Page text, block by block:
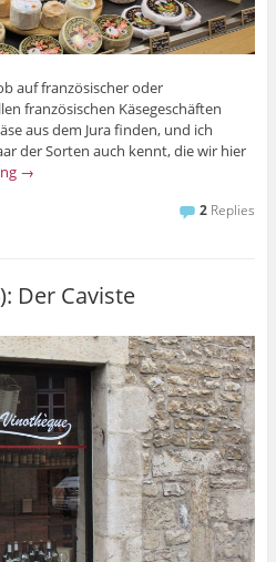
auf französischer oder
französischen Käsegeschäften
aus dem Jura finden, und ich
der Sorten auch kennt, die wir hier
→
2 Replies
Der Caviste